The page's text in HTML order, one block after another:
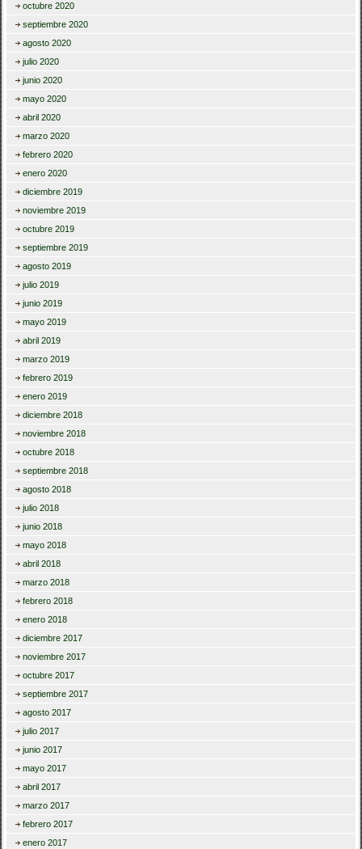
octubre 2020
septiembre 2020
agosto 2020
julio 2020
junio 2020
mayo 2020
abril 2020
marzo 2020
febrero 2020
enero 2020
diciembre 2019
noviembre 2019
octubre 2019
septiembre 2019
agosto 2019
julio 2019
junio 2019
mayo 2019
abril 2019
marzo 2019
febrero 2019
enero 2019
diciembre 2018
noviembre 2018
octubre 2018
septiembre 2018
agosto 2018
julio 2018
junio 2018
mayo 2018
abril 2018
marzo 2018
febrero 2018
enero 2018
diciembre 2017
noviembre 2017
octubre 2017
septiembre 2017
agosto 2017
julio 2017
junio 2017
mayo 2017
abril 2017
marzo 2017
febrero 2017
enero 2017